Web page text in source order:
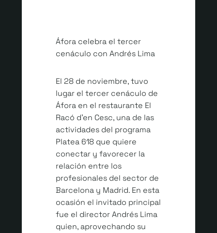
Áfora celebra el tercer
cenáculo con Andrés Lima
El 28 de noviembre, tuvo
lugar el tercer cenáculo de
Áfora en el restaurante El
Racó d’en Cesc, una de las
actividades del programa
Platea 618 que quiere
conectar y favorecer la
relación entre los
profesionales del sector de
Barcelona y Madrid. En esta
ocasión el invitado principal
fue el director Andrés Lima
quien, aprovechando su